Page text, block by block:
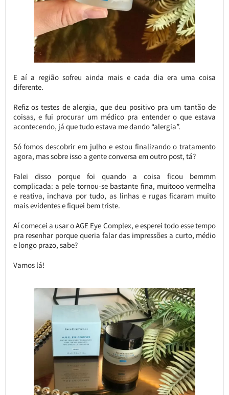
E aí a região sofreu ainda mais e cada dia era uma coisa
diferente.
Refiz os testes de alergia, que deu positivo pra um tantão de
coisas, e fui procurar um médico pra entender o que estava
acontecendo, já que tudo estava me dando “alergia”.
Só fomos descobrir em julho e estou finalizando o tratamento
agora, mas sobre isso a gente conversa em outro post, tá?
Falei disso porque foi quando a coisa ficou bemmm
complicada: a pele tornou-se bastante fina, muitooo vermelha
e reativa, inchava por tudo, as linhas e rugas ficaram muito
mais evidentes e fiquei bem triste.
Aí comecei a usar o AGE Eye Complex, e esperei todo esse tempo
pra resenhar porque queria falar das impressões a curto, médio
e longo prazo, sabe?
Vamos lá!